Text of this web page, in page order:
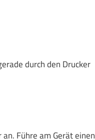
durch den Drucker
Führe am Gerät einen